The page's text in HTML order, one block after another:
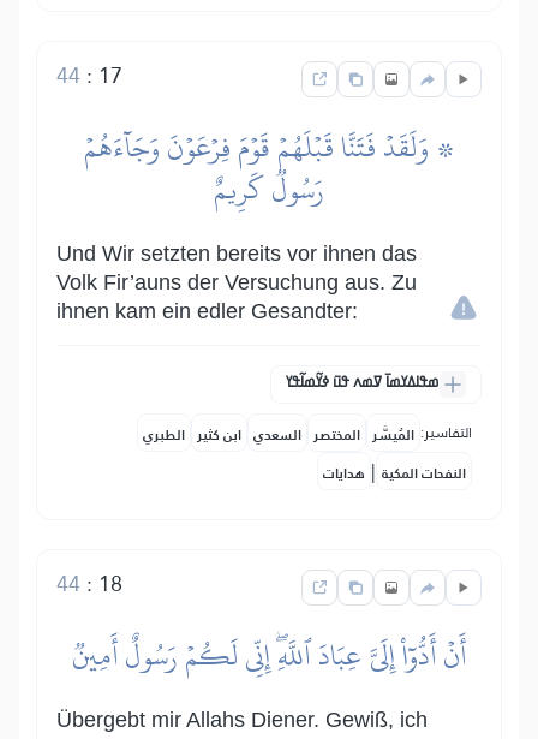
17
:
44
۞ وَلَقَدۡ فَتَنَّا قَبۡلَهُمۡ قَوۡمَ فِرۡعَوۡنَ وَجَآءَهُمۡ
رَسُولٞ كَرِيمٌ
Und Wir setzten bereits vor ihnen das
Volk Fir’auns der Versuchung aus. Zu
ihnen kam ein edler Gesandter:
ߘߟߊߡߌߘߊ߫ ߜߘߍ ߟߎ߫ ߦߌ߬ߘߊ߬ߟߌ
التفاسير: المُيسَّر المختصر السعدي ابن كثير الطبري
النفحات المكية | هدايات
18
:
44
أَنۡ أَدُّوٓاْ إِلَيَّ عِبَادَ ٱللَّهِۖ إِنِّي لَكُمۡ رَسُولٌ أَمِينٞ
Übergebt mir Allahs Diener. Gewiß, ich